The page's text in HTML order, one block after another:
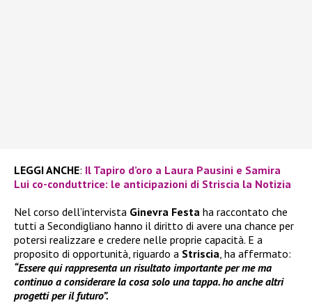
LEGGI ANCHE: Il Tapiro d’oro a Laura Pausini e Samira
Lui co-conduttrice: le anticipazioni di Striscia la Notizia
Nel corso dell’intervista Ginevra Festa ha raccontato che
tutti a Secondigliano hanno il diritto di avere una chance per
potersi realizzare e credere nelle proprie capacità. E a
proposito di opportunità, riguardo a Striscia , ha affermato:
“Essere qui rappresenta un risultato importante per me ma
continuo a considerare la cosa solo una tappa. ho anche altri
progetti per il futuro”.